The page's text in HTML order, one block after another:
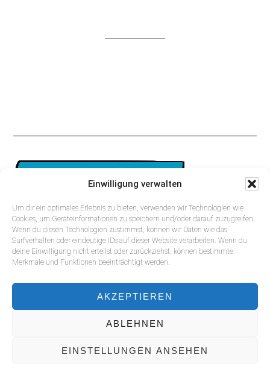
Einwilligung verwalten
Um dir ein optimales Erlebnis zu bieten, verwenden wir Technologien wie
Cookies, um Geräteinformationen zu speichern und/oder darauf zuzugreifen.
Wenn du diesen Technologien zustimmst, können wir Daten wie das
Surfverhalten oder eindeutige IDs auf dieser Website verarbeiten. Wenn du
deine Einwilligung nicht erteilst oder zurückziehst, können bestimmte
Merkmale und Funktionen beeinträchtigt werden.
AKZEPTIEREN
ABLEHNEN
EINSTELLUNGEN ANSEHEN
Footer
COOKIE-RICHTLINIE (EU)